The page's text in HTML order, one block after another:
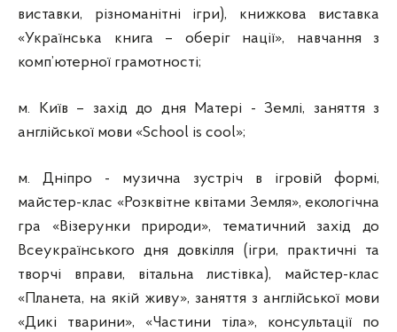
виставки, різноманітні ігри), книжкова виставка
«Українська книга – оберіг нації», навчання з
комп’ютерної грамотності;
м. Київ – захід до дня Матері - Землі, заняття з
англійської мови «School is cool»;
м. Дніпро - музична зустріч в ігровій формі,
майстер-клас «Розквітне квітами Земля», екологічна
гра «Візерунки природи», тематичний захід до
Всеукраїнського дня довкілля (ігри, практичні та
творчі вправи, вітальна листівка), майстер-клас
«Планета, на якій живу», заняття з англійської мови
«Дикі тварини», «Частини тіла», консультації по